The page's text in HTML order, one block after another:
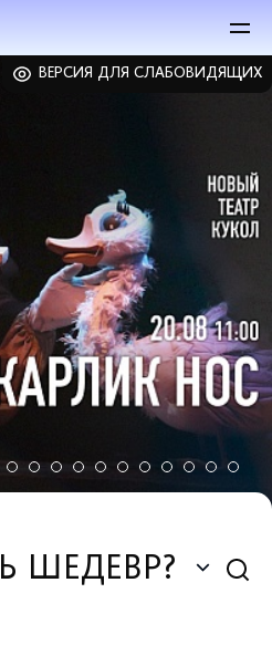
ВЕРСИЯ ДЛЯ СЛАБОВИДЯЩИХ
ШЕДЕВР?